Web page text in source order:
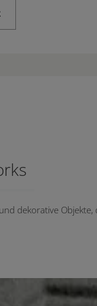
dekorative